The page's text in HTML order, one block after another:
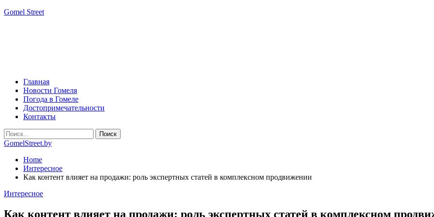
Gomel Street
Главная
Новости Гомеля
Погода в Гомеле
Достопримечательности
Контакты
GomelStreet.by
Home
Интересное
Как контент влияет на продажи: роль экспертных статей в комплексном продвижении
Интересное
Как контент влияет на продажи: роль экспертных статей в комплексном